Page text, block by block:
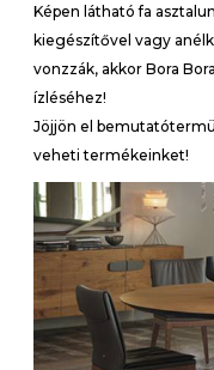
Képen látható fa
kiegészítővel vagy
vonzzák, akkor Bora
ízléséhez!
Jöjjön el
veheti termékeinket!